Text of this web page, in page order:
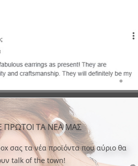
ΠΡΩΤΟΙ ΤΑ ΝΕΑ ΜΑΣ
σας τα νέα προϊόντα που αύριο θα
talk of the town!